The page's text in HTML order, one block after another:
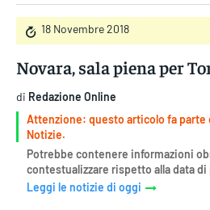
18 Novembre 2018
Novara, sala piena per
di Redazione Online
Attenzione: questo articolo fa parte
Notizie.
Potrebbe contenere informazioni
contestualizzare rispetto alla data
Leggi le notizie di oggi